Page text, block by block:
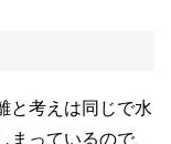
と考えは同じで水
っているので、